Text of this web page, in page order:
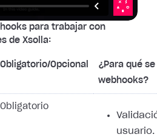
para trabajar con
de Xsolla:
Obligatorio/Opcional
¿Para qué
webhooks?
Obligatorio
usuario.